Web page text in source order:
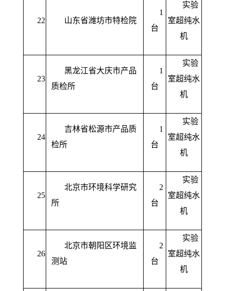
22 山东省潍坊市特检院
1
台
实验
室超纯水
机
23
黑龙江省大庆市产品
质检所
1
台
实验
室超纯水
机
24
吉林省松源市产品质
检所
1
台
实验
室超纯水
机
25
北京市环境科学研究
所
2
台
实验
室超纯水
机
26
北京市朝阳区环境监
测站
2
台
实验
室超纯水
机